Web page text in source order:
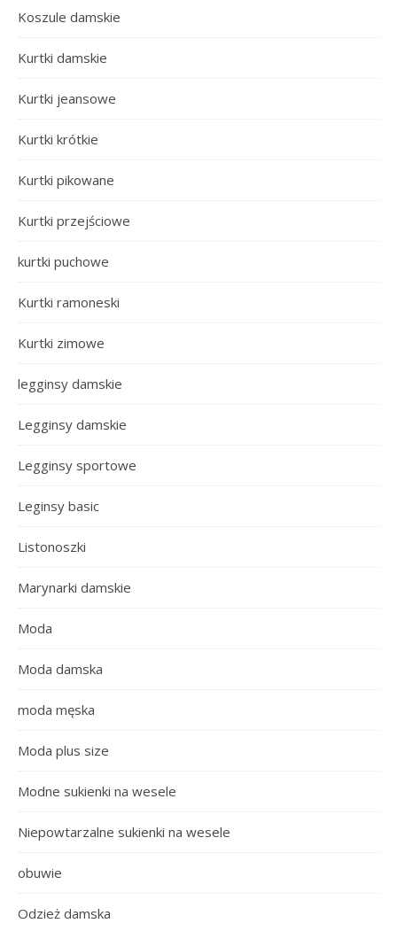
Koszule damskie
Kurtki damskie
Kurtki jeansowe
Kurtki krótkie
Kurtki pikowane
Kurtki przejściowe
kurtki puchowe
Kurtki ramoneski
Kurtki zimowe
legginsy damskie
Legginsy damskie
Legginsy sportowe
Leginsy basic
Listonoszki
Marynarki damskie
Moda
Moda damska
moda męska
Moda plus size
Modne sukienki na wesele
Niepowtarzalne sukienki na wesele
obuwie
Odzież damska